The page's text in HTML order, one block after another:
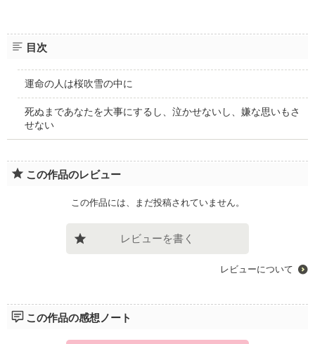
目次
運命の人は桜吹雪の中に
死ぬまであなたを大事にするし、泣かせないし、嫌な思いもさ
せない
この作品のレビュー
この作品には、まだ投稿されていません。
レビューを書く
レビューについて
この作品の感想ノート